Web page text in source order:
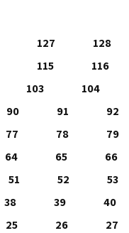
128
127
116
115
104
103
92
91
90
79
78
77
66
65
64
53
52
51
40
39
38
27
26
25